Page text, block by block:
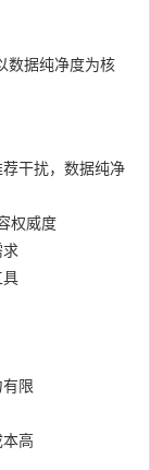
数据纯净度为核
干扰，数据纯净
权威度
限
高